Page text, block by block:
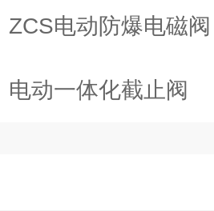
ZCS电动防爆电磁阀
电动一体化截止阀